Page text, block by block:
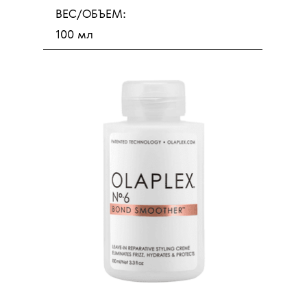
ВЕС/ОБЪЕМ:
100 мл